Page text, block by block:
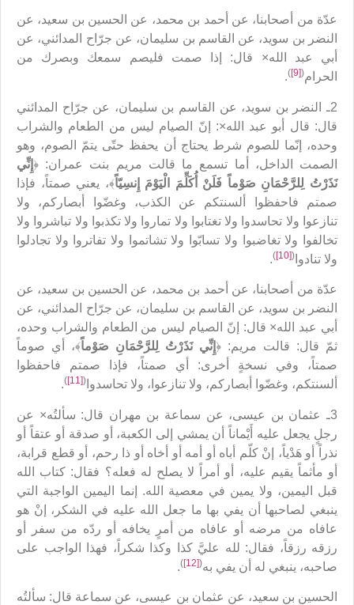
عدّة من أصحابنا، عن أحمد بن محمد، عن الحسين بن سعيد، عن
النضر بن سويد، عن القاسم بن سليمان، عن جرّاح المدائني، عن
أبي عبد الله× قال‏: إذا صمت فليصم سمعك وبصرك من
الحرام(
[9]
)
.
2ـ النضر بن سويد، عن القاسم بن سليمان، عن جرّاح المدائني
قال: قال أبو عبد الله×: إنّ الصيام ليس من الطعام والشراب
وحده، إنّما للصوم شرط يحتاج أن يحفظ حتّى يتمّ الصوم، وهو
الصمت الداخل، أما تسمع ما قالت مريم بنت عمران: ﴿إِنِّي
نَذَرْتُ لِلرَّحْمَانِ صَوْماً فَلَنْ أُكَلِّمَ الْيَوْمَ إِنسِيّاً﴾، يعني صمتاً، فإذا
صمتم فاحفظوا ألسنتكم عن الكذب، وغضّوا أبصاركم، ولا
تنازعوا ولا تحاسدوا ولا تغتابوا ولا تماروا ولا تكذبوا ولا تباشروا ولا
تخالفوا ولا تغاضبوا ولا تسابّوا ولا تشاتموا ولا تفاتروا ولا تجادلوا
ولا تنادوا (
[10]
)
.
عدّة من أصحابنا، عن أحمد بن محمد، عن الحسين بن سعيد، عن
النضر بن سويد، عن القاسم بن سليمان، عن جرّاح المدائني، عن
أبي عبد الله× قال: إنّ الصيام ليس من الطعام والشراب وحده،
ثمّ قال: قالت مريم: ﴿إِنِّي نَذَرْتُ لِلرَّحْمَانِ صَوْماً﴾، أي صوماً
صمتاً، وفي نسخةٍ أخرى: أي صمتاً، فإذا صمتم فاحفظوا
ألسنتكم، وغضّوا أبصاركم، ولا تنازعوا، ولا تحاسدوا (
[11]
)
.
3ـ عثمان بن عيسى، عن سماعة بن مهران قال: سألتُه× عن
رجلٍ يجعل عليه أَيْماناً أن يمشي إلى الكعبة، أو صدقة أو عتقاً أو
نذراً أو هَدْياً، إنْ كلّم أباه أو أمه أو أخاه أو ذا رحم، أو قطع قرابة،
أو مأثماً يقيم عليه، أو أمراً لا يصلح له فعله؟ فقال: كتاب الله
قبل اليمين، ولا يمين في معصية الله. إنما اليمين الواجبة التي
ينبغي لصاحبها أن يفي بها ما جعل الله عليه في الشكر، إنْ هو
عافاه من مرضه أو عافاه من أمرٍ يخافه أو ردّه من سفر أو
رزقه رزقاً، فقال: لله عليَّ كذا وكذا شكراً، فهذا الواجب على
صاحبه، ينبغي له أن يفي به‏(
[12]
)
.
الحسين بن سعيد، عن عثمان بن عيسى، عن سماعة قال: سألتُه